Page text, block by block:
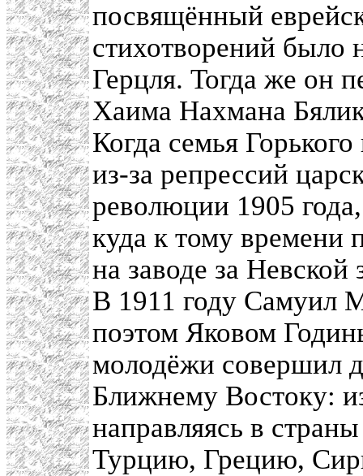
посвящённый
стихотворений было
Герцля. Тогда же он
Хаима Нахмана
Когда семья
из-за репрессий
революции 1905
куда к тому времени
на заводе за Невской
В 1911 году Самуил
поэтом Яковом
молодёжи совершил
Ближнему Востоку:
направляясь в
Турцию, Грецию,